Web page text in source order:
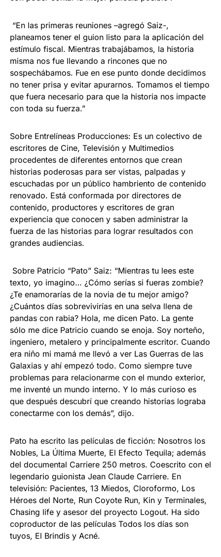
“En las primeras reuniones –agregó Saiz-,
planeamos tener el guion listo para la aplicación del
estímulo fiscal. Mientras trabajábamos, la historia
misma nos fue llevando a rincones que no
sospechábamos. Fue en ese punto donde decidimos
no tener prisa y evitar apurarnos. Tomamos el tiempo
que fuera necesario para que la historia nos impacte
con toda su fuerza.”
Sobre Entrelíneas Producciones: Es un colectivo de
escritores de Cine, Televisión y Multimedios
procedentes de diferentes entornos que crean
historias poderosas para ser vistas, palpadas y
escuchadas por un público hambriento de contenido
renovado. Está conformada por directores de
contenido, productores y escritores de gran
experiencia que conocen y saben administrar la
fuerza de las historias para lograr resultados con
grandes audiencias.
Sobre Patricio “Pato” Saiz: “Mientras tu lees este
texto, yo imagino… ¿Cómo serías si fueras zombie?
¿Te enamorarías de la novia de tu mejor amigo?
¿Cuántos días sobrevivirías en una selva llena de
pandas con rabia? Hola, me dicen Pato. La gente
sólo me dice Patricio cuando se enoja. Soy norteño,
ingeniero, metalero y principalmente escritor. Cuando
era niño mi mamá me llevó a ver Las Guerras de las
Galaxias y ahí empezó todo. Como siempre tuve
problemas para relacionarme con el mundo exterior,
me inventé un mundo interno. Y lo más curioso es
que después descubrí que creando historias lograba
conectarme con los demás”, dijo.
Pato ha escrito las películas de ficción: Nosotros los
Nobles, La Última Muerte, El Efecto Tequila; además
del documental Carriere 250 metros. Coescrito con el
legendario guionista Jean Claude Carriere. En
televisión: Pacientes, 13 Miedos, Cloroformo, Los
Héroes del Norte, Run Coyote Run, Kin y Terminales,
Chasing life y asesor del proyecto Logout. Ha sido
coproductor de las películas Todos los días son
tuyos, El Brindis y Acné.